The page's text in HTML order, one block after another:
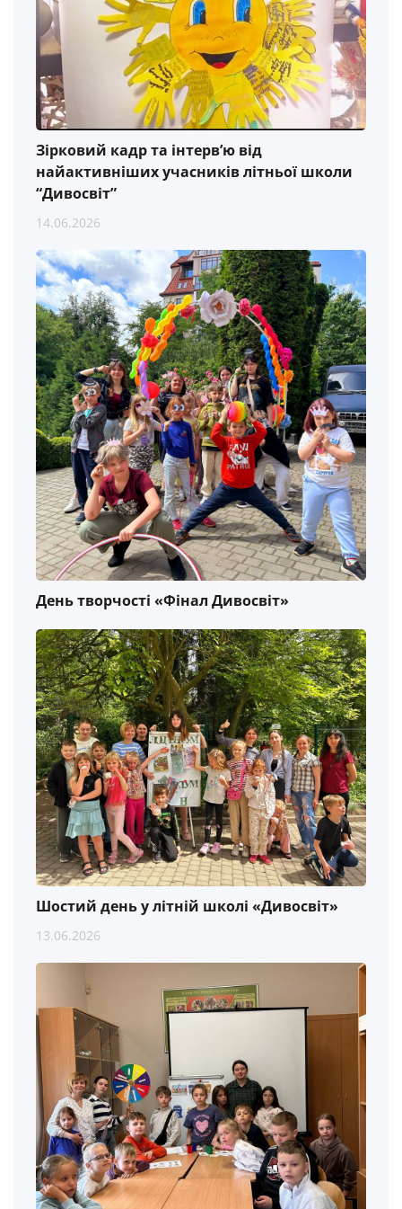
Зірковий кадр та інтерв’ю від
найактивніших учасників літньої школи
“Дивосвіт”
14.06.2026
День творчості «Фінал Дивосвіт»
Шостий день у літній школі «Дивосвіт»
13.06.2026